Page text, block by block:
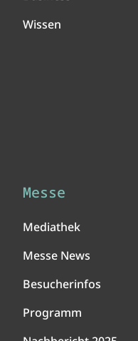
Wissen
Messe
Mediathek
Messe News
Besucherinfos
Programm